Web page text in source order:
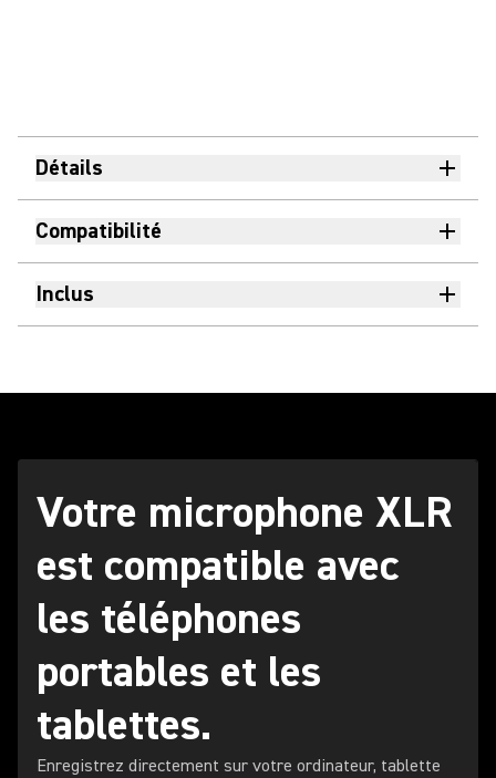
Détails
Compatibilité
Inclus
Votre microphone XLR
est compatible avec
les téléphones
portables et les
tablettes.
Enregistrez directement sur votre ordinateur, tablette